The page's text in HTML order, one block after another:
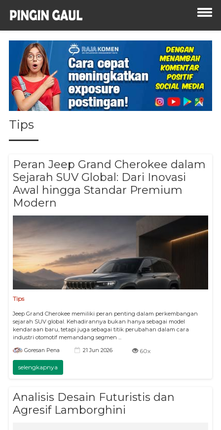
Tips
Peran Jeep Grand Cherokee dalam
Sejarah SUV Global: Dari Inovasi
Awal hingga Standar Premium
Modern
Tips
Jeep Grand Cherokee memiliki peran penting dalam perkembangan
sejarah SUV global. Kehadirannya bukan hanya sebagai model
kendaraan baru, tetapi juga sebagai titik perubahan dalam cara
industri otomotif memandang segmen ...
Goresan Pena 21 Jun 2026 60x
selengkapnya
Analisis Desain Futuristis dan
Agresif Lamborghini